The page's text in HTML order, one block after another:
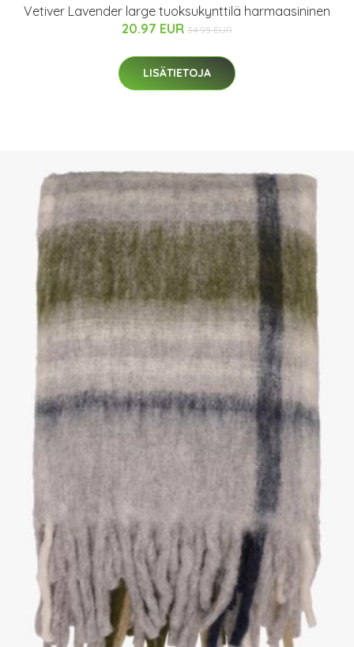
Vetiver Lavender large tuoksukynttilä harmaasininen
20.97 EUR 34.95 EUR
LISÄTIETOJA